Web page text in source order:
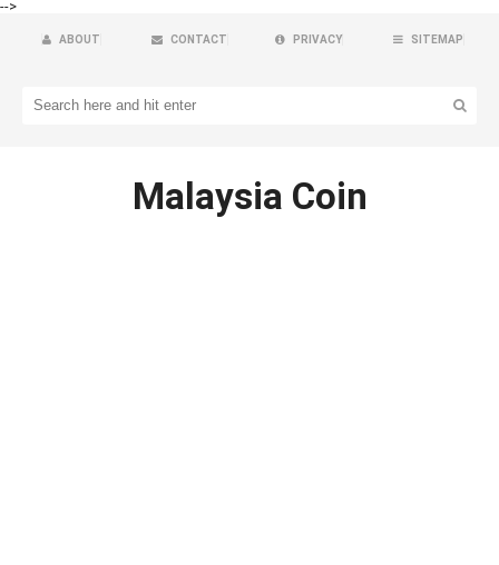
-->
ABOUT CONTACT PRIVACY SITEMAP
Malaysia Coin